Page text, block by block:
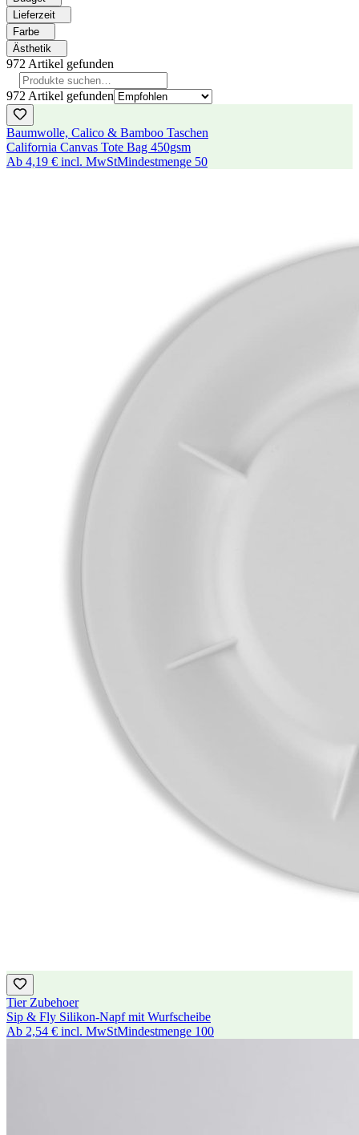
Lieferzeit
Farbe
Ästhetik
972 Artikel gefunden
972 Artikel gefunden
Baumwolle, Calico & Bamboo Taschen
California Canvas Tote Bag 450gsm
Ab 4,19 € incl. MwStMindestmenge 50
Tier Zubehoer
Sip & Fly Silikon-Napf mit Wurfscheibe
Ab 2,54 € incl. MwStMindestmenge 100